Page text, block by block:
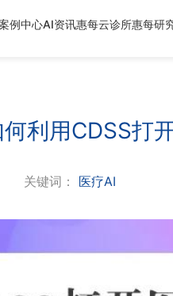
例中心AI资讯惠每云诊所惠每研
利用CDSS打
关键词： 医疗AI